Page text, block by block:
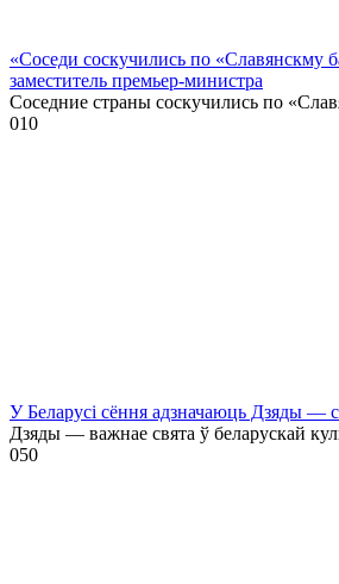
«Соседи соскучились по «Славянскму
заместитель премьер-министра
Соседние страны соскучились по
010
У Беларусі сёння адзначаюць Дзяды —
Дзяды — важнае свята ў беларускай
050